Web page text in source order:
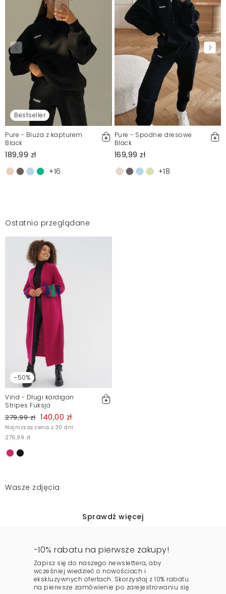
Bestseller
Pure - Bluza z kapturem
Black
189,99 zł
+16
Pure - Spodnie dresowe
Black
169,99 zł
+18
Ostatnio przeglądane
-50%
Vind - Długi kardigan
Stripes Fuksja
279,99 zł 140,00 zł
Najniższa cena z 30 dni
279,99 zł
Wasze zdjęcia
Sprawdź więcej
-10% rabatu na pierwsze zakupy!
Zapisz się do naszego newslettera, aby
wcześniej wiedzieć o nowościach i
ekskluzywnych ofertach. Skorzystaj z 10% rabatu
na pierwsze zamówienie po zarejestrowaniu się.